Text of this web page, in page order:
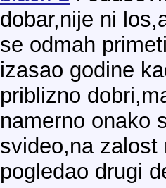
dobar,nije ni
se odmah
izasao godine
priblizno
namerno onako
svideo,na zalost
pogledao drugi